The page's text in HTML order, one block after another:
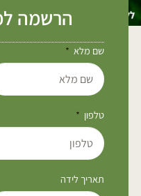
הרשמה
שם מלא
טלפון
תאריך לידה